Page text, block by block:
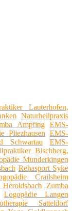
Lauterhofen,
Naturheilpraxis
Ampfing
EMS-
Pliezhausen EMS-
Schwartau
EMS-
Bischberg,
Munderkingen
Rehasport Syke
Crailsheim
Zumba
Logopädie Langen
Satteldorf